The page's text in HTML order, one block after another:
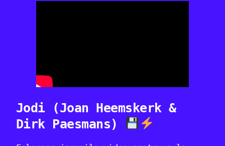
Jodi (Joan Heemskerk &
Dirk Paesmans)